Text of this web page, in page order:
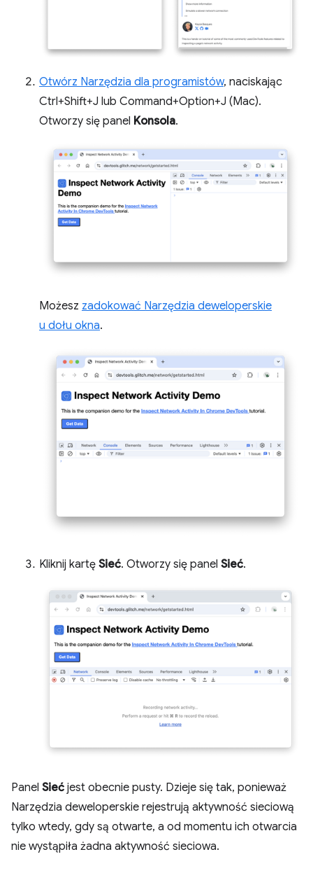
Otwórz Narzędzia dla programistów, naciskając
Ctrl+Shift+J lub Command+Option+J (Mac).
Otworzy się panel Konsola.
Możesz zadokować Narzędzia deweloperskie
u dołu okna.
Kliknij kartę Sieć. Otworzy się panel Sieć.
Panel Sieć jest obecnie pusty. Dzieje się tak, ponieważ
Narzędzia deweloperskie rejestrują aktywność sieciową
tylko wtedy, gdy są otwarte, a od momentu ich otwarcia
nie wystąpiła żadna aktywność sieciowa.